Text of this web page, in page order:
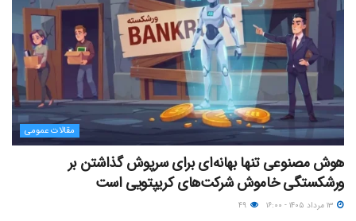
مقالات عمومی
هوش مصنوعی تنها بهانه‌ای برای سرپوش گذاشتن بر
ورشکستگی خاموش شرکت‌های کریپتویی است